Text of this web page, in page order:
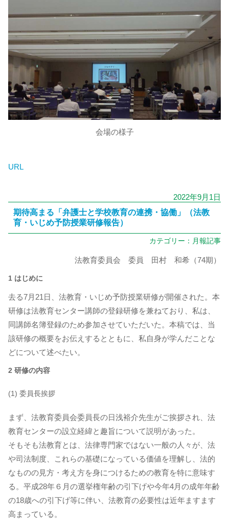
会場の様子
URL
2022年9月1日
期待高まる「弁護士と学校教育の連携・協働」（法教
育・いじめ予防授業研修報告）
カテゴリー： 月報記事
法教育委員会 委員 田村 和希（74期）
1 はじめに
去る7月21日、法教育・いじめ予防授業研修が開催された。本
研修は法教育センター講師の登録研修を兼ねており、私は、
同講師名簿登録のため参加させていただいた。本稿では、当
該研修の概要をお伝えするとともに、私自身が学んだことな
どについて述べたい。
2 研修の内容
(1) 委員長挨拶
まず、法教育委員会委員長の日浅裕介先生がご挨拶され、法
教育センターの設立経緯と趣旨について説明があった。
そもそも法教育とは、法律専門家ではない一般の人々が、法
や司法制度、これらの基礎になっている価値を理解し、法的
なものの見方・考え方を身につけるための教育を特に意味す
る。平成28年６月の選挙権年齢の引下げや今年4月の成年年齢
の18歳への引下げ等に伴い、法教育の必要性は近年ますます
高まっている。